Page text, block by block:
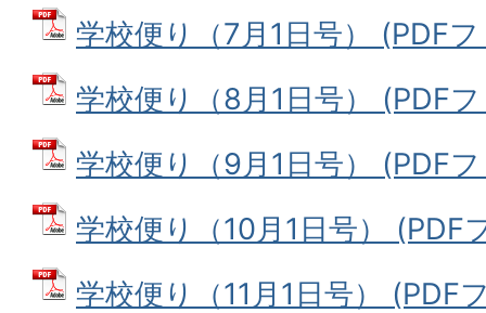
学校便り（7月1日号） (PDF
学校便り（8月1日号） (PDF
学校便り（9月1日号） (PDF
学校便り（10月1日号） (PDF
学校便り（11月1日号） (PDF